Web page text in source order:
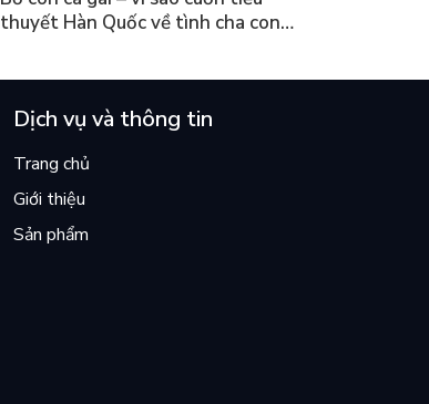
thuyết Hàn Quốc về tình cha con
Dịch vụ và thông tin
Trang chủ
Giới thiệu
Sản phẩm